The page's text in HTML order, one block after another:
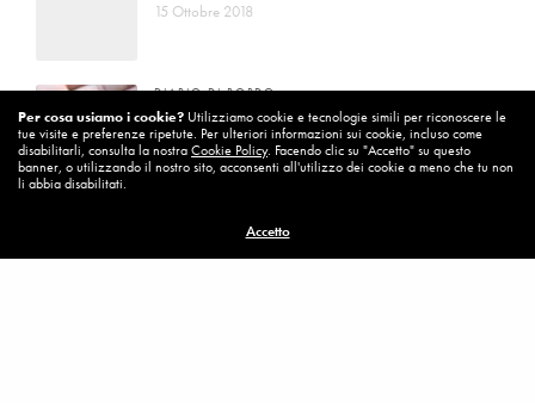
15 Ottobre 2018
DIARIO DI BORDO
La vita vince sempre
8 Ottobre 2018
Per cambiare ci vuole coraggio
8 Ottobre 2018
Per cosa usiamo i cookie? Utilizziamo cookie e tecnologie simili per riconoscere le
tue visite e preferenze ripetute. Per ulteriori informazioni sui cookie, incluso come
disabilitarli, consulta la nostraCookie Policy. Facendo clic su "Accetto" su questo
banner, o utilizzando il nostro sito, acconsenti all'utilizzo dei cookie a meno che tu non
li abbia disabilitati.
Accetto